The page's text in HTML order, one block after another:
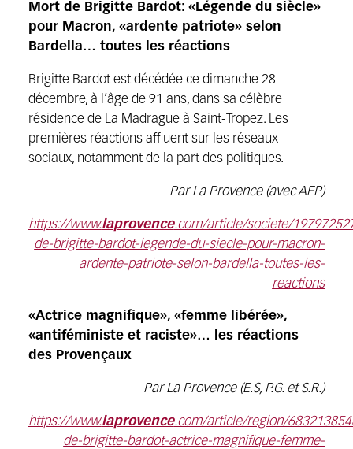
Mort de Brigitte Bardot: «Légende du siècle»
pour Macron, «ardente patriote» selon
Bardella… toutes les réactions
Brigitte Bardot est décédée ce dimanche 28
décembre, à l’âge de 91 ans, dans sa célèbre
résidence de La Madrague à Saint-Tropez. Les
premières réactions affluent sur les réseaux
sociaux, notamment de la part des politiques.
Par La Provence (avec AFP)
https://www.laprovence.com/article/societe/
de-brigitte-bardot-legende-du-siecle-pour-macron-
ardente-patriote-selon-bardella-toutes-les-
reactions
«Actrice magnifique», «femme libérée»,
«antiféministe et raciste»… les réactions
des Provençaux
Par La Provence (E.S, P.G. et S.R.)
https://www.laprovence.com/article/region/
de-brigitte-bardot-actrice-magnifique-femme-